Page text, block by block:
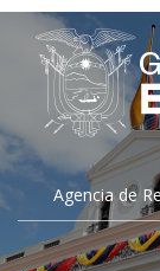
Agencia de